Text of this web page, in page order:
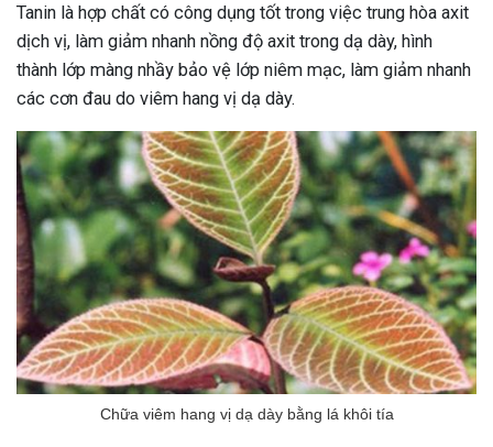
Tanin là hợp chất có công dụng tốt trong việc trung hòa axit
dịch vị, làm giảm nhanh nồng độ axit trong dạ dày, hình
thành lớp màng nhầy bảo vệ lớp niêm mạc, làm giảm nhanh
các cơn đau do viêm hang vị dạ dày.
Chữa viêm hang vị dạ dày bằng lá khôi tía